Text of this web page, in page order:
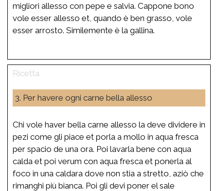
migliori allesso con pepe e salvia. Cappone bono
vole esser allesso et, quando è ben grasso, vole
esser arrosto. Similemente è la gallina.
3. Per havere ogni carne bella allesso
Chi vole haver bella carne allesso la deve dividere in
pezi come gli piace et porla a mollo in aqua fresca
per spacio de una ora. Poi lavarla bene con aqua
calda et poi verum con aqua fresca et ponerla al
foco in una caldara dove non stia a stretto, aziò che
rimanghi più bianca. Poi gli devi poner el sale